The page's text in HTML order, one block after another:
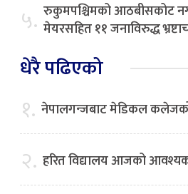
५. रुकुमपश्चिमको आठबीसकोट
मेयरसहित ११ जनाविरुद्ध
धेरै पढिएको
१. नेपालगन्जबाट मेडिकल
२. हरित विद्यालय आजको